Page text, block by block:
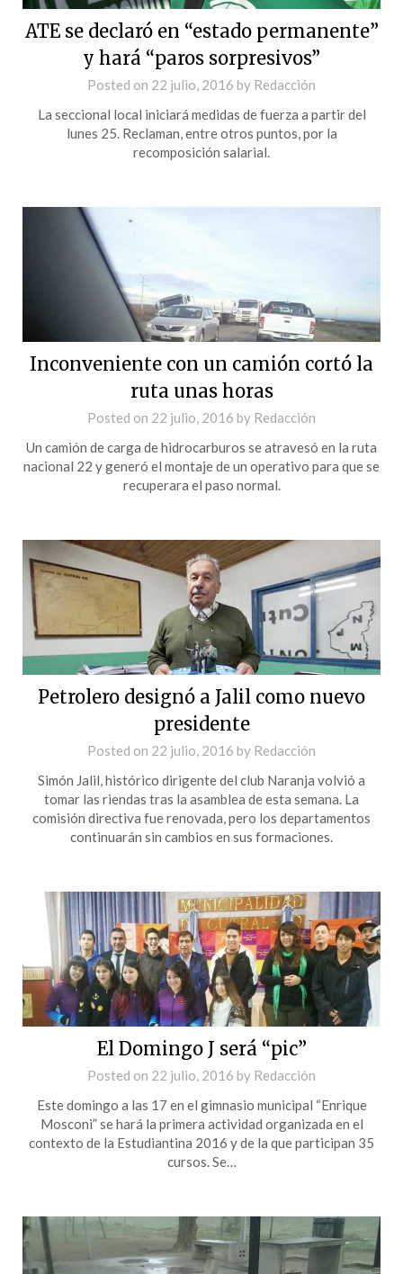
ATE se declaró en “estado permanente”
y hará “paros sorpresivos”
Posted on 22 julio, 2016 by Redacción
La seccional local iniciará medidas de fuerza a partir del
lunes 25. Reclaman, entre otros puntos, por la
recomposición salarial.
Inconveniente con un camión cortó la
ruta unas horas
Posted on 22 julio, 2016 by Redacción
Un camión de carga de hidrocarburos se atravesó en la ruta
nacional 22 y generó el montaje de un operativo para que se
recuperara el paso normal.
Petrolero designó a Jalil como nuevo
presidente
Posted on 22 julio, 2016 by Redacción
Simón Jalil, histórico dirigente del club Naranja volvió a
tomar las riendas tras la asamblea de esta semana. La
comisión directiva fue renovada, pero los departamentos
continuarán sin cambios en sus formaciones.
El Domingo J será “pic”
Posted on 22 julio, 2016 by Redacción
Este domingo a las 17 en el gimnasio municipal “Enrique
Mosconi” se hará la primera actividad organizada en el
contexto de la Estudiantina 2016 y de la que participan 35
cursos. Se…